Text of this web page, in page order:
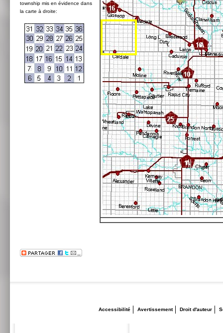
township mis en évidence dans
la carte à droite:
Accessibilité Avertissement Droit d'auteur